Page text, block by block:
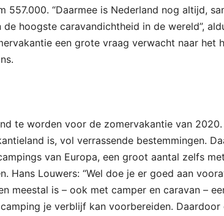
557.000. “Daarmee is Nederland nog altijd,
hoogste caravandichtheid in de wereld”,
een grote vraag verwacht naar het
te worden voor de zomervakantie van
is, vol verrassende bestemmingen.
van Europa, een groot aantal zelfs met
Hans Louwers: “Wel doe je er goed aan
meestal is – ook met camper en caravan –
je verblijf kan voorbereiden. Daardoor